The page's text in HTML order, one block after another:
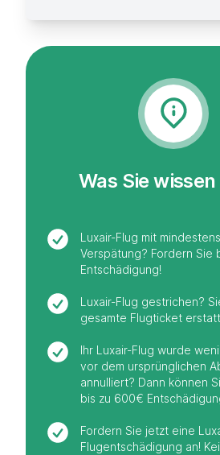
Was Sie
Luxair-Flug mit
Verspätung? Fordern Sie
Entschädigung!
Luxair-Flug gestrichen?
gesamte Flugticket
Ihr Luxair-Flug wurde
vor dem ursprünglichen
annulliert? Dann können
bis zu 600€
Fordern Sie jetzt eine
Flugentschädigung an!